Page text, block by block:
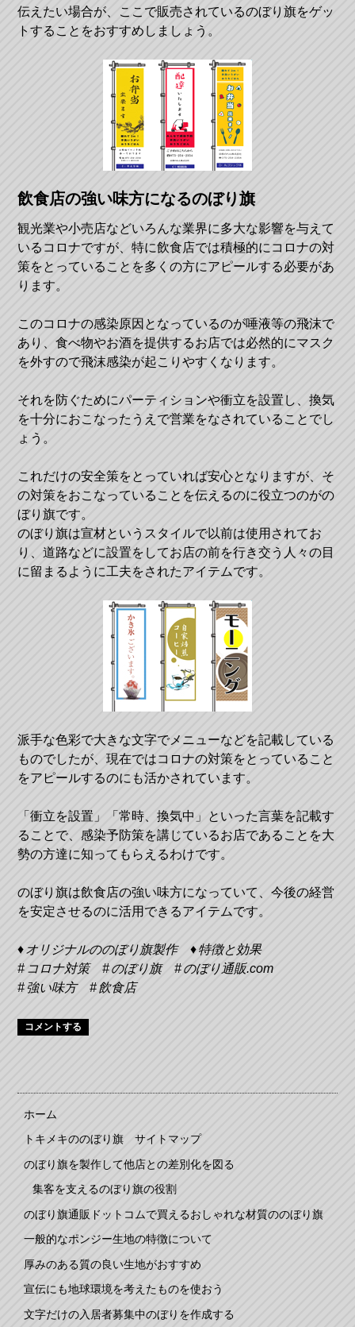
伝えたい場合が、ここで販売されているのぼり旗をゲッ
トすることをおすすめしましょう。
飲食店の強い味方になるのぼり旗
観光業や小売店などいろんな業界に多大な影響を与えて
いるコロナですが、特に飲食店では積極的にコロナの対
策をとっていることを多くの方にアピールする必要があ
ります。
このコロナの感染原因となっているのが唾液等の飛沫で
あり、食べ物やお酒を提供するお店では必然的にマスク
を外すので飛沫感染が起こりやすくなります。
それを防ぐためにパーティションや衝立を設置し、換気
を十分におこなったうえで営業をなされていることでし
ょう。
これだけの安全策をとっていれば安心となりますが、そ
の対策をおこなっていることを伝えるのに役立つのがの
ぼり旗です。
のぼり旗は宣材というスタイルで以前は使用されてお
り、道路などに設置をしてお店の前を行き交う人々の目
に留まるように工夫をされたアイテムです。
派手な色彩で大きな文字でメニューなどを記載している
ものでしたが、現在ではコロナの対策をとっていること
をアピールするのにも活かされています。
「衝立を設置」「常時、換気中」といった言葉を記載す
ることで、感染予防策を講じているお店であることを大
勢の方達に知ってもらえるわけです。
のぼり旗は飲食店の強い味方になっていて、今後の経営
を安定させるのに活用できるアイテムです。
オリジナルののぼり旗製作
特徴と効果
コロナ対策
のぼり旗
のぼり通販.com
強い味方
飲食店
コメントする
ホーム
トキメキののぼり旗 サイトマップ
のぼり旗を製作して他店との差別化を図る
集客を支えるのぼり旗の役割
のぼり旗通販ドットコムで買えるおしゃれな材質ののぼり旗
一般的なポンジー生地の特徴について
厚みのある質の良い生地がおすすめ
宣伝にも地球環境を考えたものを使おう
文字だけの入居者募集中のぼりを作成する